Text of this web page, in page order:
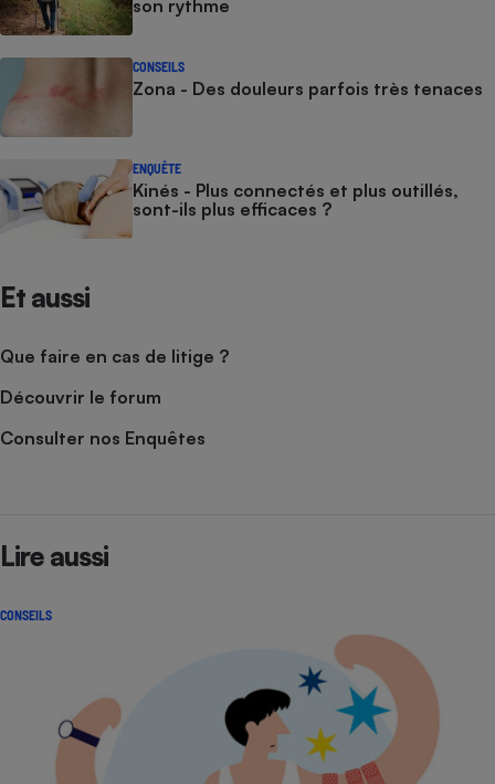
son rythme
CONSEILS
Zona - Des douleurs parfois très tenaces
ENQUÊTE
Kinés - Plus connectés et plus outillés,
sont-ils plus efficaces ?
Et aussi
Que faire en cas de litige ?
Découvrir le forum
Consulter nos Enquêtes
Lire aussi
CONSEILS